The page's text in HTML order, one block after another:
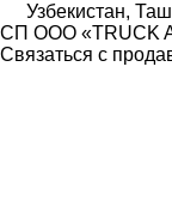
Узбекистан,
СП ООО «TRUCK
Связаться с